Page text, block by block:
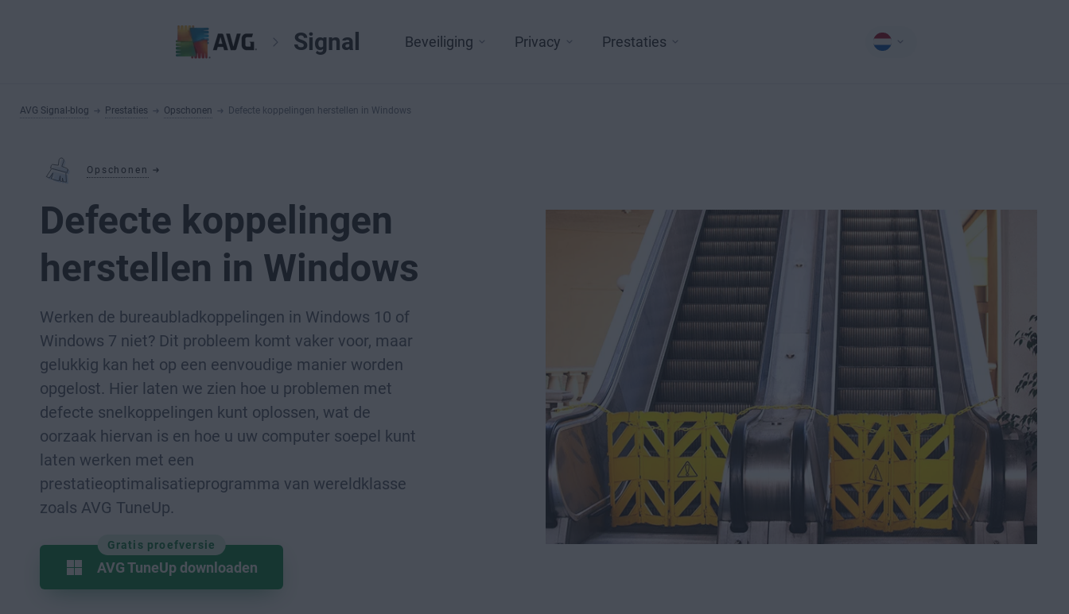
Signal Beveiliging Privacy Prestaties
AVG Signal-blog Prestaties Opschonen Defecte koppelingen herstellen in Windows
Opschonen
Defecte koppelingen
herstellen in Windows
Werken de bureaubladkoppelingen in Windows 10 of
Windows 7 niet? Dit probleem komt vaker voor, maar
gelukkig kan het op een eenvoudige manier worden
opgelost. Hier laten we zien hoe u problemen met
defecte snelkoppelingen kunt oplossen, wat de
oorzaak hiervan is en hoe u uw computer soepel kunt
laten werken met een
prestatieoptimalisatieprogramma van wereldklasse
zoals AVG TuneUp.
Gratis proefversie
AVG TuneUp downloaden